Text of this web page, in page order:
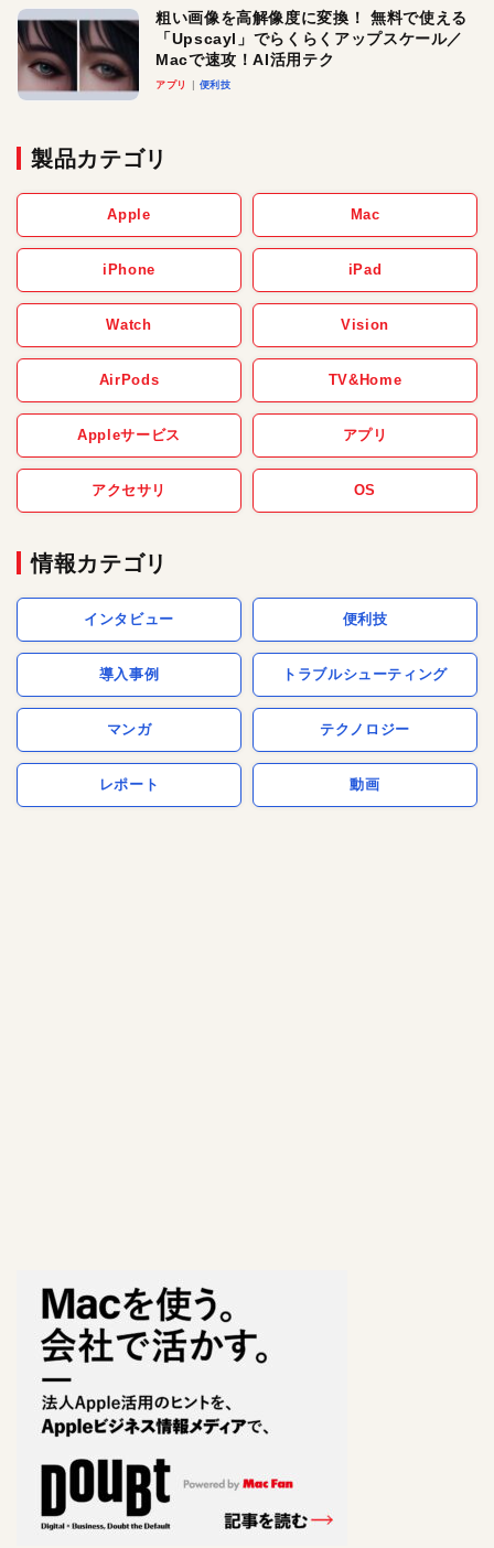
粗い画像を高解像度に変換！ 無料で使える
「Upscayl」でらくらくアップスケール／
Macで速攻！AI活用テク
アプリ 便利技
製品カテゴリ
Apple Mac
iPhone iPad
Watch Vision
AirPods TV&Home
Appleサービス アプリ
アクセサリ OS
情報カテゴリ
インタビュー 便利技
導入事例 トラブルシューティング
マンガ テクノロジー
レポート 動画